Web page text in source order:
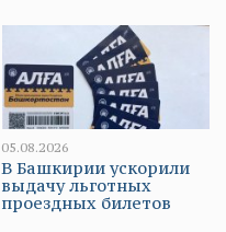
05.08.2026
В Башкирии ускорили
выдачу льготных
проездных билетов